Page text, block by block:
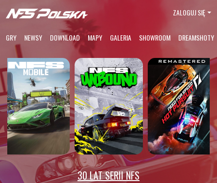
GRY NEWSY DOWNLOAD MAPY GALERIA SHOWROOM DREAMSHOTY
ZALOGUJ SIĘ
30 LAT SERII NFS